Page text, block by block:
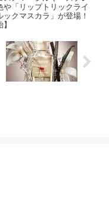
や「リップトリックライ
クマスカラ」が登場！